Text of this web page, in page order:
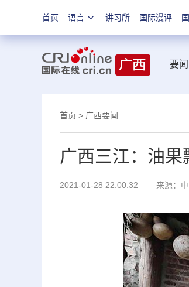
首页 语言 讲习所 国际漫评
要闻
首页 > 广西要闻
广西三江：油果
2021-01-28 22:00:32 来源：